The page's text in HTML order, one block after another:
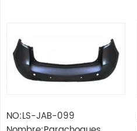
NO:LS-JAB-099